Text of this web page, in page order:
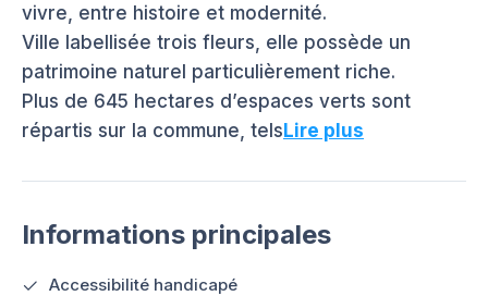
vivre, entre histoire et modernité.
Ville labellisée trois fleurs, elle possède un
patrimoine naturel particulièrement riche.
Plus de 645 hectares d’espaces verts sont
répartis sur la commune, telsLire plus
Informations principales
Accessibilité handicapé